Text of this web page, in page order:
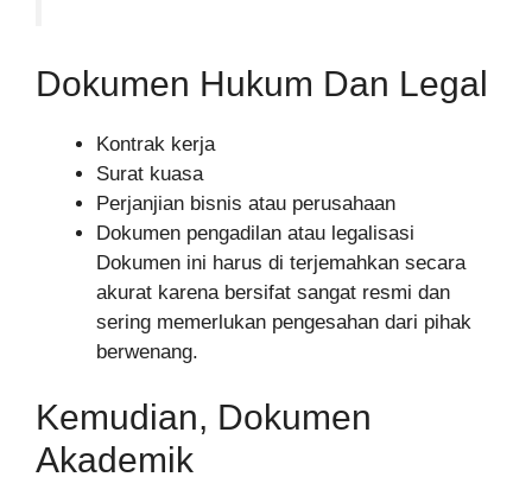
Dokumen Hukum Dan Legal
Kontrak kerja
Surat kuasa
Perjanjian bisnis atau perusahaan
Dokumen pengadilan atau legalisasi
Dokumen ini harus di terjemahkan secara
akurat karena bersifat sangat resmi dan
sering memerlukan pengesahan dari pihak
berwenang.
Kemudian, Dokumen
Akademik